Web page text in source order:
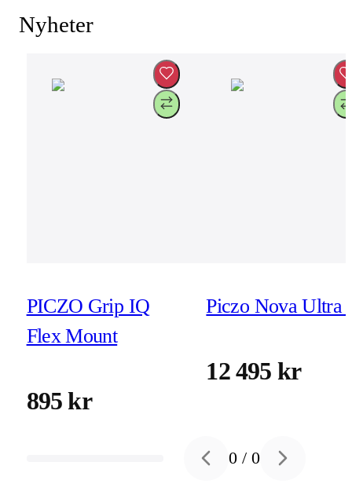
Nyheter
PICZO Grip IQ
Flex Mount
895 kr
Piczo Nova Ultra
12 495 kr
Previous slide
0 /0 Next slide